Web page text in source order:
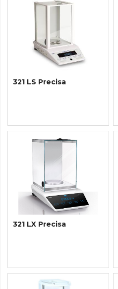
321 LS Precisa
321 LX Precisa